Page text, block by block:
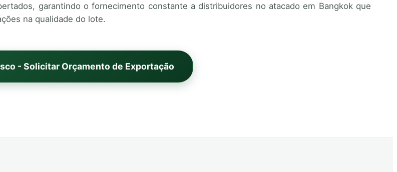
garantindo o fornecimento constante a distribuidores no atacado em Bangkok que
na qualidade do lote.
- Solicitar Orçamento de Exportação